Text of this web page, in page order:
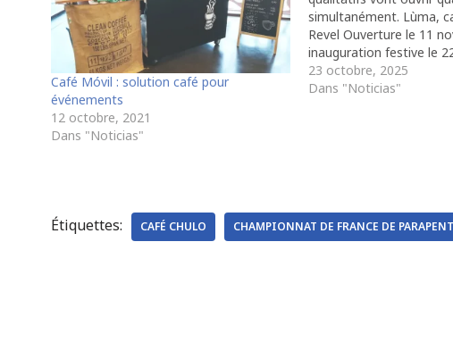
Café Móvil : solution café pour
événements
12 octobre, 2021
Dans "Noticias"
simultanément. Lùma,
Revel Ouverture le 11
inauguration festive le
Caro et Marieke relance
Revel, et elles ont choisi
23 octobre, 2025
Dans "Noticias"
Étiquettes: CAFÉ CHULO CHAMPIONNAT DE FRANCE DE